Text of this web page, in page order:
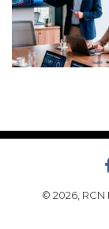
© 2026,